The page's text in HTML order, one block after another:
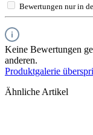
Bewertungen nur in
Keine Bewertungen
anderen.
Produktgalerie
Ähnliche Artikel